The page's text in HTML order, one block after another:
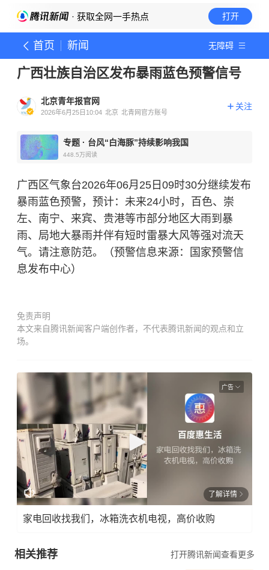
· 获取全网一手热点 打开
首页 新闻 无障碍
广西壮族自治区发布暴雨蓝色预警信号
北京青年报官网
2026年6月25日10:04 北京 北青网官方账号
关注
专题 · 台风“白海豚”持续影响我国
448.5万阅读
广西区气象台2026年06月25日09时30分继续发布
暴雨蓝色预警，预计：未来24小时，百色、崇
左、南宁、来宾、贵港等市部分地区大雨到暴
雨、局地大暴雨并伴有短时雷暴大风等强对流天
气。请注意防范。（预警信息来源：国家预警信
息发布中心）
免责声明
本文来自腾讯新闻客户端创作者，不代表腾讯新闻的观点和立
场。
广告
了解详情
家电回收找我们，冰箱洗衣机电视，高价收购
相关推荐 打开腾讯新闻查看更多